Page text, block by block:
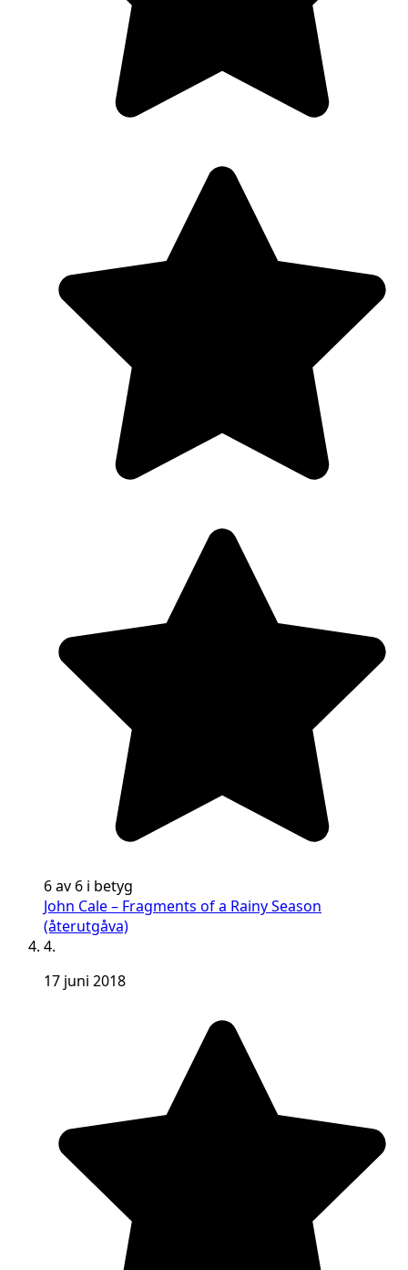
6 av 6 i betyg
John Cale – Fragments of a Rainy Season
(återutgåva)
4.
17 juni 2018